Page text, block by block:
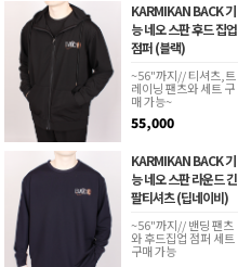
KARMIKAN BACK 기
능 네오 스판 후드 집업
점퍼 (블랙)
~56"까지// 티셔츠,트
레이닝 팬츠와 세트 구
매 가능~
55,000
KARMIKAN BACK 기
능 네오 스판 라운드 긴
팔티셔츠 (딥네이비)
~56"까지// 밴딩 팬츠
와 후드집업 점퍼 세트
구매 가능